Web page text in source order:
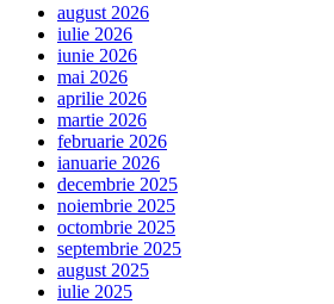
august 2026
iulie 2026
iunie 2026
mai 2026
aprilie 2026
martie 2026
februarie 2026
ianuarie 2026
decembrie 2025
noiembrie 2025
octombrie 2025
septembrie 2025
august 2025
iulie 2025